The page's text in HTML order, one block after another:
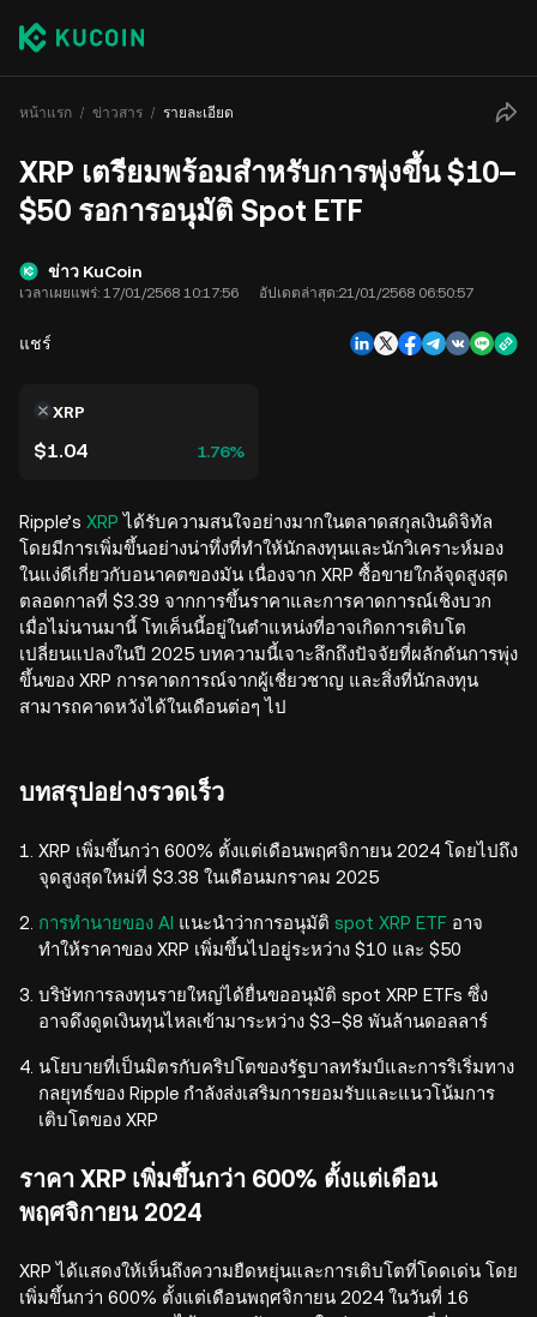
หน้าแรก ข่าวสาร รายละเอียด
XRP เตรียมพร้อมสำหรับการพุ่งขึ้น $10–
$50 รอการอนุมัติ Spot ETF
ข่าว KuCoin
เวลาเผยแพร่: 17/01/2568 10:17:56 อัปเดตล่าสุด:21/01/2568 06:50:57
แชร์
XRP
$1.04 1.76%
Ripple’s XRP ได้รับความสนใจอย่างมากในตลาดสกุลเงินดิจิทัล
โดยมีการเพิ่มขึ้นอย่างน่าทึ่งที่ทำให้นักลงทุนและนักวิเคราะห์มอง
ในแง่ดีเกี่ยวกับอนาคตของมัน เนื่องจาก XRP ซื้อขายใกล้จุดสูงสุด
ตลอดกาลที่ $3.39 จากการขึ้นราคาและการคาดการณ์เชิงบวก
เมื่อไม่นานมานี้ โทเค็นนี้อยู่ในตำแหน่งที่อาจเกิดการเติบโต
เปลี่ยนแปลงในปี 2025 บทความนี้เจาะลึกถึงปัจจัยที่ผลักดันการพุ่ง
ขึ้นของ XRP การคาดการณ์จากผู้เชี่ยวชาญ และสิ่งที่นักลงทุน
สามารถคาดหวังได้ในเดือนต่อๆ ไป
บทสรุปอย่างรวดเร็ว
XRP เพิ่มขึ้นกว่า 600% ตั้งแต่เดือนพฤศจิกายน 2024 โดยไปถึง
จุดสูงสุดใหม่ที่ $3.38 ในเดือนมกราคม 2025
การทำนายของ AI แนะนำว่าการอนุมัติ spot XRP ETF อาจ
ทำให้ราคาของ XRP เพิ่มขึ้นไปอยู่ระหว่าง $10 และ $50
บริษัทการลงทุนรายใหญ่ได้ยื่นขออนุมัติ spot XRP ETFs ซึ่ง
อาจดึงดูดเงินทุนไหลเข้ามาระหว่าง $3–$8 พันล้านดอลลาร์
นโยบายที่เป็นมิตรกับคริปโตของรัฐบาลทรัมป์และการริเริ่มทาง
กลยุทธ์ของ Ripple กำลังส่งเสริมการยอมรับและแนวโน้มการ
เติบโตของ XRP
ราคา XRP เพิ่มขึ้นกว่า 600% ตั้งแต่เดือน
พฤศจิกายน 2024
XRP ได้แสดงให้เห็นถึงความยืดหยุ่นและการเติบโตที่โดดเด่น โดย
เพิ่มขึ้นกว่า 600% ตั้งแต่เดือนพฤศจิกายน 2024 ในวันที่ 16